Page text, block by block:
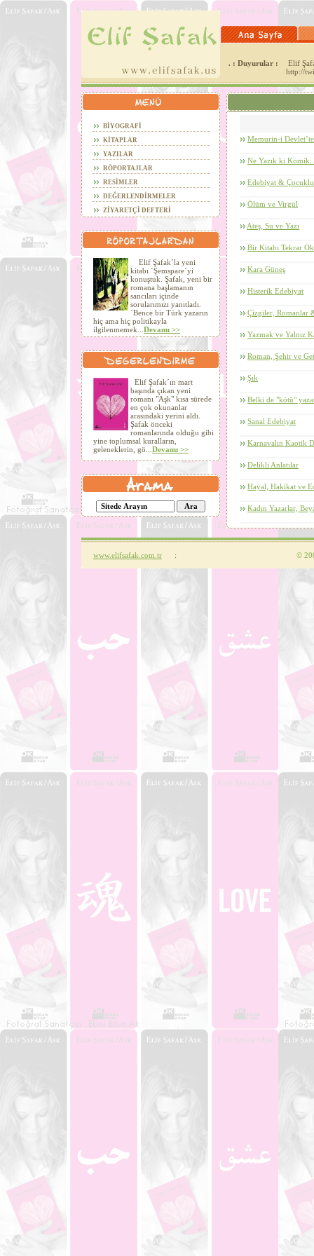
. : Duyurular :
Elif
http://
BİYOGRAFİ
KİTAPLAR
YAZILAR
RÖPORTAJLAR
RESİMLER
DEĞERLENDİRMELER
ZİYARETÇİ DEFTERİ
Elif Şafak´la yeni
kitabı ´Şemspare´yi
konuştuk. Şafak, yeni bir
romana başlamanın
sancıları içinde
sorularımızı yanıtladı.
´Bence bir Türk yazarın
hiç ama hiç politikayla
ilgilenmemek... Devamı >>
Elif Şafak´ın mart
başında çıkan yeni
romanı "Aşk" kısa sürede
en çok okunanlar
arasındaki yerini aldı.
Şafak önceki
romanlarında olduğu gibi
yine toplumsal kuralların,
geleneklerin, gö... Devamı >>
Memurin-i
Ne Yazık ki
Edebiyat &
Ölüm ve Virgül
Ateş, Su ve Yazı
Bir Kitabı Tekrar
Kara Güneş
Histerik Edebiyat
Çizgiler, Romanlar
Yazmak ve Yalnız
Roman, Şehir ve
Şık
Belki de "kötü"
Sanal Edebiyat
Karnavalın Kaotik
Delikli Anlatılar
Hayal, Hakikat ve
Kadın Yazarlar,
www.elifsafak.com.tr : ©